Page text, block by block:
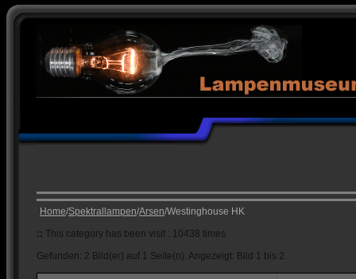
Home/Spektrallampen/Arsen/Westinghouse HK
:: This category has been visit : 10438 times
Gefunden: 2 Bild(er) auf 1 Seite(n). Angezeigt: Bild 1 bis 2.